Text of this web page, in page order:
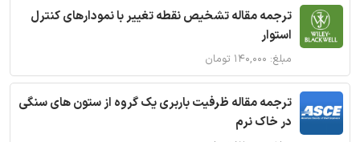
ترجمه مقاله تشخیص نقطه تغییر با نمودارهای کنترل
استوار
مبلغ: ۱۴۰,۰۰۰ تومان
ترجمه مقاله ظرفیت باربری یک گروه از ستون های سنگی
در خاک نرم